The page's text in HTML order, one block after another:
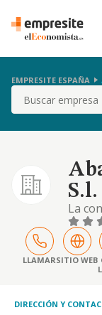
EMPRESITE ESPAÑA
Buscar
S.l.
La
LLAMARSITIO WEB
DIRECCIÓN Y